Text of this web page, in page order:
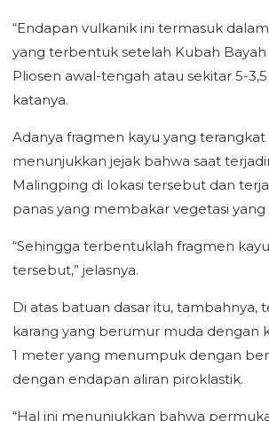
“Endapan vulkanik ini termasuk
yang terbentuk setelah Kubah
Pliosen awal-tengah atau sekitar 5-
katanya.
Adanya fragmen kayu yang terangkat
menunjukkan jejak bahwa saat
Malingping di lokasi tersebut dan
panas yang membakar vegetasi yang
“Sehingga terbentuklah fragmen
tersebut,” jelasnya.
Di atas batuan dasar itu,
karang yang berumur muda dengan
1 meter yang menumpuk dengan
dengan endapan aliran piroklastik.
“Hal ini menunjukkan bahwa